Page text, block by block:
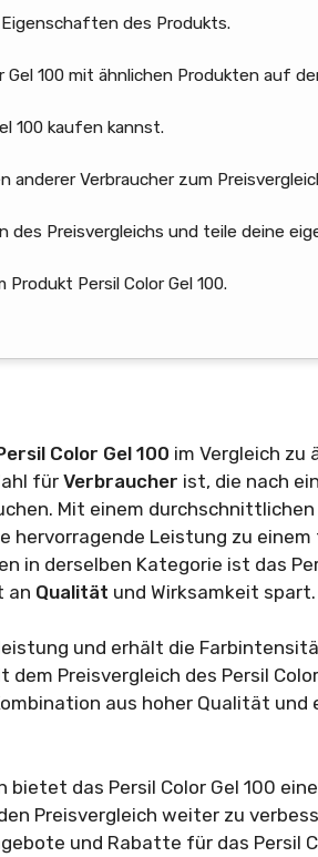
des Produkts.
Gel 100 mit ähnlichen Produkten auf
100 kaufen kannst.
anderer Verbraucher zum
des Preisvergleichs und teile deine
Persil Color Gel 100.
Color Gel 100 im Vergleich zu
fürVerbraucher ist, die nach
Mit einem durchschnittlichen
hervorragende Leistung zu einem
in derselben Kategorie ist das
an Qualität und Wirksamkeit spart.
und erhält die
Preisvergleich des Persil
aus hoher Qualität
das Persil Color Gel 100
Preisvergleich weiter zu
und Rabatte für das Persil